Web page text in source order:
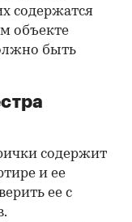
содержатся
объекте
быть
содержит
и ее
ее с